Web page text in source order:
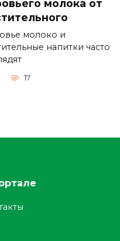
молока от
молоко и
напитки часто
17